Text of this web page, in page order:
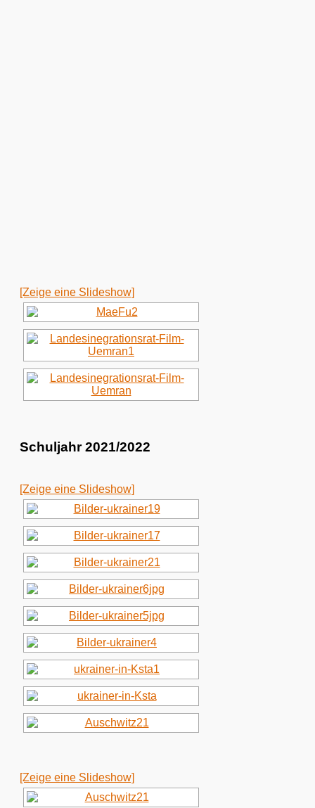
[Zeige eine Slideshow]
Schuljahr 2021/2022
[Zeige eine Slideshow]
[Zeige eine Slideshow]